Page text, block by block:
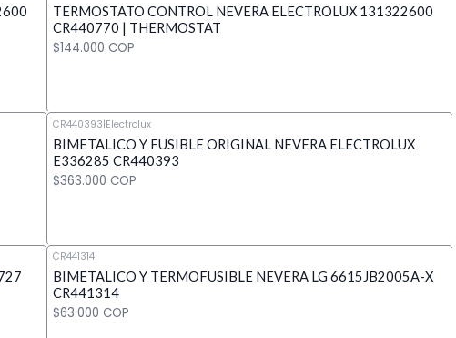
TERMOSTATO CONTROL NEVERA ELECTROLUX 131322600
CR440770 | THERMOSTAT
$144.000 COP
Cantidad
CR440393|Electrolux
BIMETALICO Y FUSIBLE ORIGINAL NEVERA ELECTROLUX
E336285 CR440393
$363.000 COP
Cantidad
CR441314|
BIMETALICO Y TERMOFUSIBLE NEVERA LG 6615JB2005A-X
CR441314
$63.000 COP